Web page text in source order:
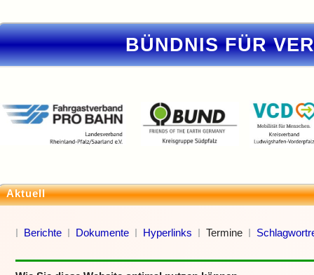
BÜNDNIS FÜR
Aktuell
Berichte Dokumente Hyperlinks Termine